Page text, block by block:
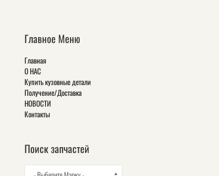
Главное Меню
Главная
О НАС
Купить кузовные детали
Получение/Доставка
НОВОСТИ
Контакты
Поиск запчастей